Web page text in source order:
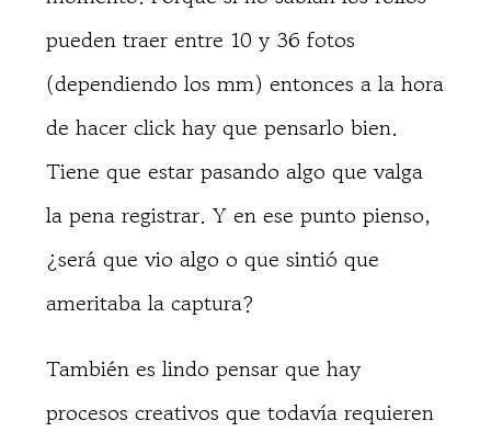
pueden traer entre 10 y 36 fotos
(dependiendo los mm) entonces a la hora
de hacer click hay que pensarlo bien.
Tiene que estar pasando algo que valga
la pena registrar. Y en ese punto pienso,
¿será que vio algo o que sintió que
ameritaba la captura?
También es lindo pensar que hay
procesos creativos que todavía requieren